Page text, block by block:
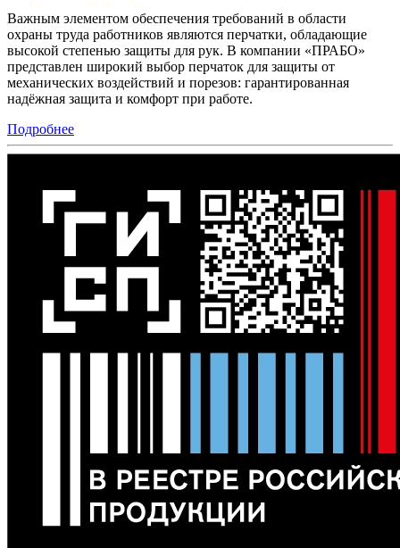
Важным элементом обеспечения требований в области
охраны труда работников являются перчатки, обладающие
высокой степенью защиты для рук. В компании «ПРАБО»
представлен широкий выбор перчаток для защиты от
механических воздействий и порезов: гарантированная
надёжная защита и комфорт при работе.
Подробнее